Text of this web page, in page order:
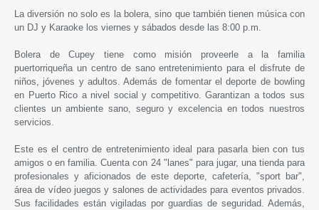
La diversión no solo es la bolera, sino que también tienen música con
un DJ y Karaoke los viernes y sábados desde las 8:00 p.m.
Bolera de Cupey tiene como misión proveerle a la familia
puertorriqueña un centro de sano entretenimiento para el disfrute de
niños, jóvenes y adultos. Además de fomentar el deporte de bowling
en Puerto Rico a nivel social y competitivo. Garantizan a todos sus
clientes un ambiente sano, seguro y excelencia en todos nuestros
servicios.
Este es el centro de entretenimiento ideal para pasarla bien con tus
amigos o en familia. Cuenta con 24 "lanes" para jugar, una tienda para
profesionales y aficionados de este deporte, cafetería, "sport bar",
área de vídeo juegos y salones de actividades para eventos privados.
Sus facilidades están vigiladas por guardias de seguridad. Además,